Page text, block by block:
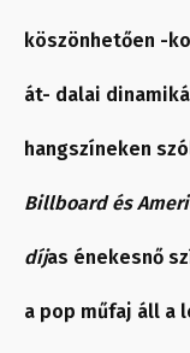
köszönhetően -
át- dalai
hangszíneken
Billboard és
díjas énekesnő
a pop műfaj áll a